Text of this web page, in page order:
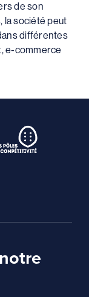
de son
la société peut
différentes
e-commerce